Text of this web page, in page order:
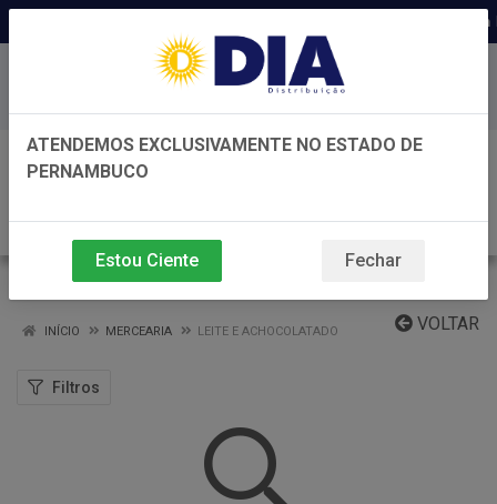
Distribuidora há 22 anos
Baixe já nosso APP
VOLTAR
INÍCIO MERCEARIA LEITE E ACHOCOLATADO
Filtros
ATENDEMOS EXCLUSIVAMENTE NO ESTADO DE
PERNAMBUCO
Estou Ciente Fechar